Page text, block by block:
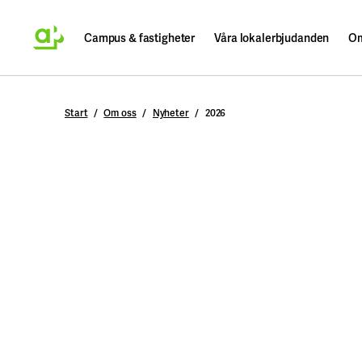
Campus & fastigheter Våra lokalerbjudanden
Sök
Start Om oss Nyheter 2026